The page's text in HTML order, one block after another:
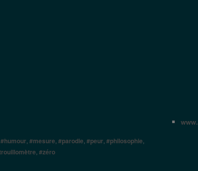
#humour #mesure #parodie #peur #philosophie
#zéro